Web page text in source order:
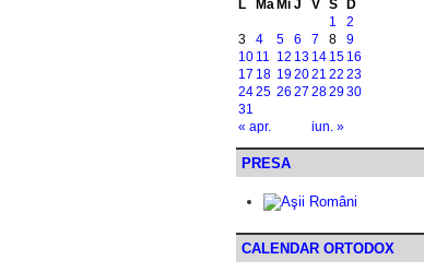
L
Ma Mi J V S D
« apr. iun. »
1
2
3
4 5 6 7 8
9
10 11 12 13 14 15 16
17 18 192021 22 23
2425 26 27 282930
31
PRESA
CALENDAR ORTODOX